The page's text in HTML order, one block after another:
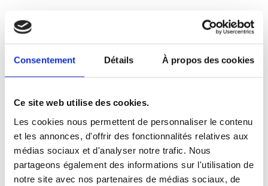
Consentement Détails À propos des cookies
Ce site web utilise des cookies.
Les cookies nous permettent de personnaliser le contenu
et les annonces, d'offrir des fonctionnalités relatives aux
médias sociaux et d'analyser notre trafic. Nous
partageons également des informations sur l'utilisation de
notre site avec nos partenaires de médias sociaux, de